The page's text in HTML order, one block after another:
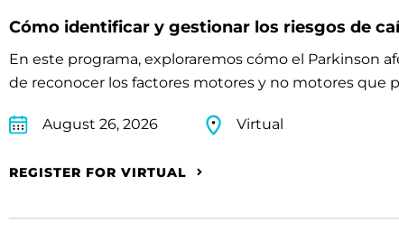
Cómo identificar y gestionar los riesgos de
En este programa, exploraremos cómo el Parkinson
de reconocer los factores motores y no motores que
August 26, 2026 Virtual
REGISTER FOR VIRTUAL